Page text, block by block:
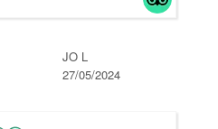
JO L
27/05/2024